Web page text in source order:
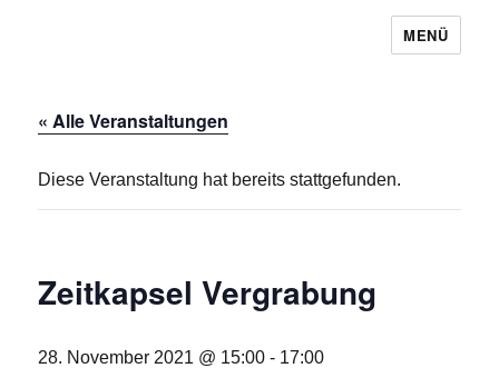
Baugemeinschaft LaubendorfMENÜ
« Alle Veranstaltungen
Diese Veranstaltung hat bereits stattgefunden.
Zeitkapsel Vergrabung
28. November 2021 @ 15:00 - 17:00